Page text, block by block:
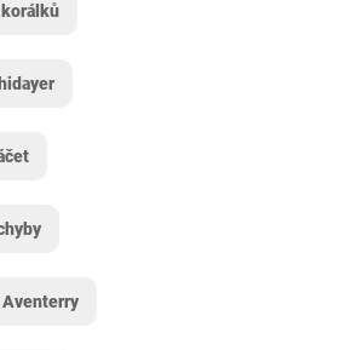
Aventerry